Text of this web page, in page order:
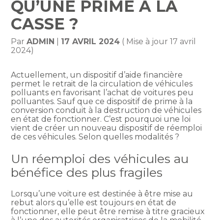
QU’UNE PRIME À LA
CASSE ?
ParADMIN 17 AVRIL 2024 ( Mise à jour 17 avril
2024)
Actuellement, un dispositif d’aide financière
permet le retrait de la circulation de véhicules
polluants en favorisant l’achat de voitures peu
polluantes. Sauf que ce dispositif de prime à la
conversion conduit à la destruction de véhicules
en état de fonctionner. C’est pourquoi une loi
vient de créer un nouveau dispositif de réemploi
de ces véhicules. Selon quelles modalités ?
Un réemploi des véhicules au
bénéfice des plus fragiles
Lorsqu’une voiture est destinée à être mise au
rebut alors qu’elle est toujours en état de
fonctionner, elle peut être remise à titre gracieux